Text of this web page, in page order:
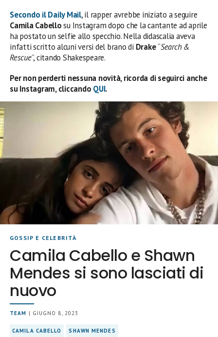
Secondo il Daily Mail, il rapper avrebbe iniziato a seguire
Camila Cabellosu Instagram dopo che la cantante ad aprile
ha postato un selfie allo specchio. Nella didascalia aveva
infatti scritto alcuni versi del brano di Drake“Search &
Rescue”, citando Shakespeare.
Per non perderti nessuna novità, ricorda di seguirci anche
su Instagram, cliccando QUI.
GOSSIP E CELEBRITÀ
Camila Cabello e Shawn
Mendes si sono lasciati di
nuovo
TEAM | GIUGNO 8, 2023
CAMILA CABELLO SHAWN MENDES